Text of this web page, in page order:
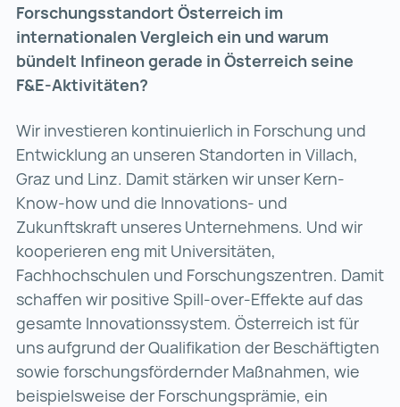
Forschungsstandort Österreich im
internationalen Vergleich ein und warum
bündelt Infineon gerade in Österreich seine
F&E-Aktivitäten?
Wir investieren kontinuierlich in Forschung und
Entwicklung an unseren Standorten in Villach,
Graz und Linz. Damit stärken wir unser Kern-
Know-how und die Innovations- und
Zukunftskraft unseres Unternehmens. Und wir
kooperieren eng mit Universitäten,
Fachhochschulen und Forschungszentren. Damit
schaffen wir positive Spill-over-Effekte auf das
gesamte Innovationssystem. Österreich ist für
uns aufgrund der Qualifikation der Beschäftigten
sowie forschungsfördernder Maßnahmen, wie
beispielsweise der Forschungsprämie, ein